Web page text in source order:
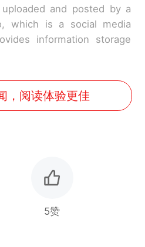
and posted by a
which is a social media
information storage
，阅读体验更佳
5赞